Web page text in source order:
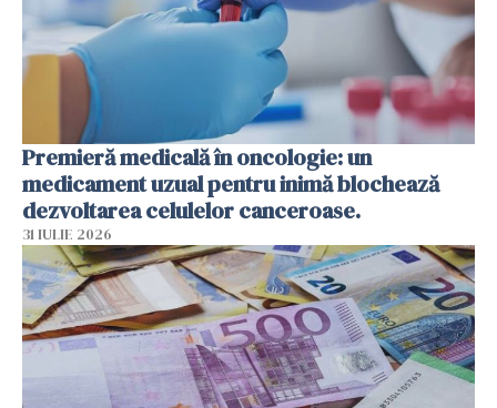
Premieră medicală în oncologie: un
medicament uzual pentru inimă blochează
dezvoltarea celulelor canceroase.
31 IULIE 2026